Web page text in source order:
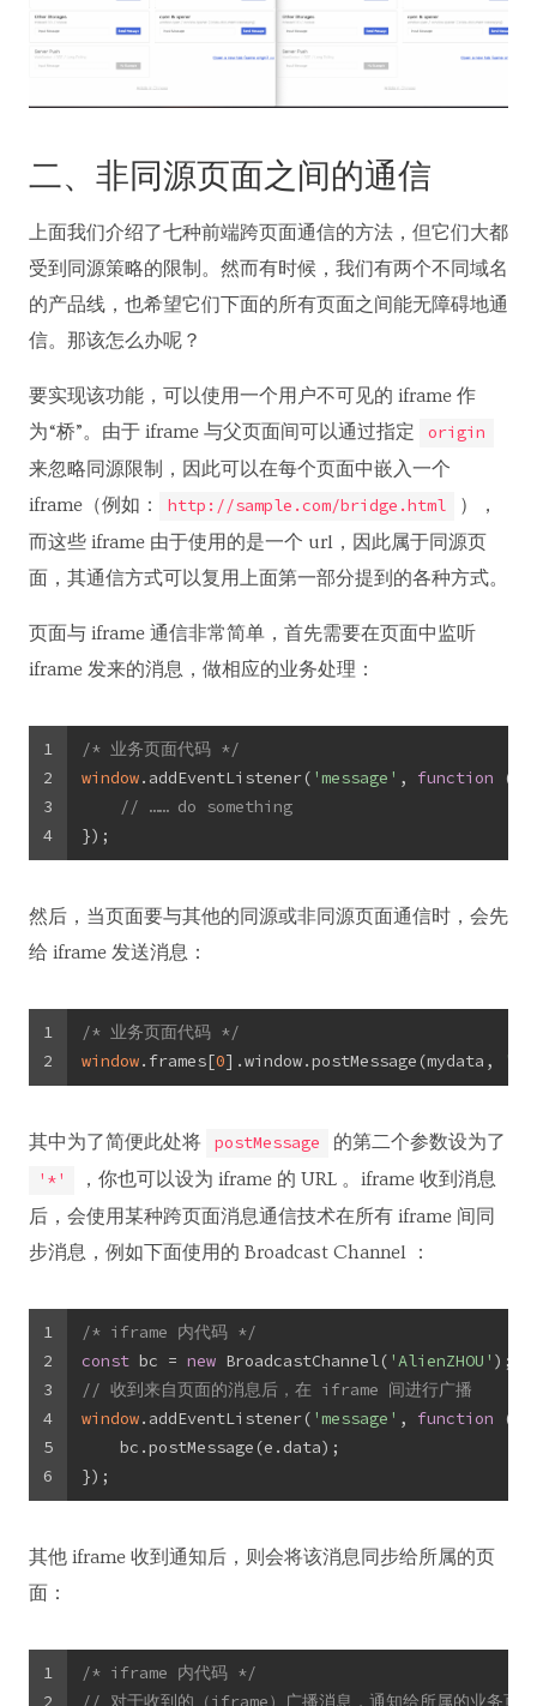
二、非同源页面之间的通信
上面我们介绍了七种前端跨页面通信的方法，但它们大都
受到同源策略的限制。然而有时候，我们有两个不同域名
的产品线，也希望它们下面的所有页面之间能无障碍地通
信。那该怎么办呢？
要实现该功能，可以使用一个用户不可见的 iframe 作
为“桥”。由于 iframe 与父页面间可以通过指定
origin
来忽略同源限制，因此可以在每个页面中嵌入一个
iframe（例如：
http://sample.com/bridge.html
），
而这些 iframe 由于使用的是一个 url，因此属于同源页
面，其通信方式可以复用上面第一部分提到的各种方式。
页面与 iframe 通信非常简单，首先需要在页面中监听
iframe 发来的消息，做相应的业务处理：
1
2
3
4
/* 业务页面代码 */
window.addEventListener( 'message' , function (
// …… do something
});
然后，当页面要与其他的同源或非同源页面通信时，会先
给 iframe 发送消息：
1
2
/* 业务页面代码 */
window.frames[0].window.postMessage(mydata, '*'
其中为了简便此处将 postMessage 的第二个参数设为了
'*'
，你也可以设为 iframe 的 URL 。iframe 收到消息
后，会使用某种跨页面消息通信技术在所有 iframe 间同
步消息，例如下面使用的 Broadcast Channel ：
1
2
3
4
5
6
/* iframe 内代码 */
const bc = new BroadcastChannel( 'AlienZHOU' );
// 收到来自页面的消息后，在 iframe 间进行广播
window.addEventListener( 'message' , function (
    bc.postMessage(e.data);
});
其他 iframe 收到通知后，则会将该消息同步给所属的页
面：
1
/* iframe 内代码 */